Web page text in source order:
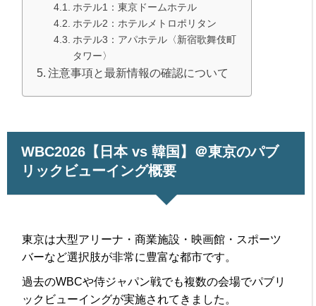
ホテル1：東京ドームホテル
ホテル2：ホテルメトロポリタン
ホテル3：アパホテル〈新宿歌舞伎町
タワー〉
注意事項と最新情報の確認について
WBC2026【日本 vs 韓国】＠東京のパブ
リックビューイング概要
東京は大型アリーナ・商業施設・映画館・スポーツ
バーなど選択肢が非常に豊富な都市です。
過去のWBCや侍ジャパン戦でも複数の会場でパブリ
ックビューイングが実施されてきました。